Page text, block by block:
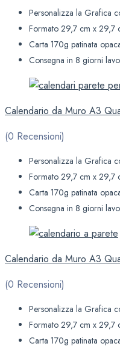
Personalizza la Grafica
Formato 29,7 cm x 29,7
Carta 170g patinata
Consegna in 8 giorni
Calendario da Muro A3
(0 Recensioni)
Personalizza la Grafica
Formato 29,7 cm x 29,7
Carta 170g patinata
Consegna in 8 giorni
Calendario da Muro A3
(0 Recensioni)
Personalizza la Grafica
Formato 29,7 cm x 29,7
Carta 170g patinata